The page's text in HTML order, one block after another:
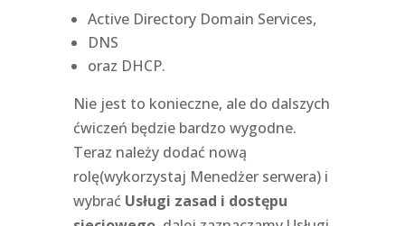
Active Directory Domain Services,
DNS
oraz DHCP.
Nie jest to konieczne, ale do dalszych
ćwiczeń będzie bardzo wygodne.
Teraz należy dodać nową
rolę(wykorzystaj Menedżer serwera) i
wybrać Usługi zasad i dostępu